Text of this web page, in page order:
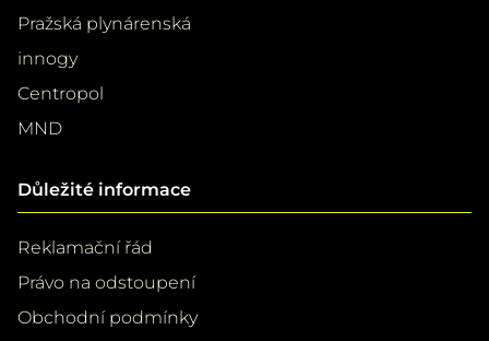
Pražská plynárenská
innogy
Centropol
MND
Důležité informace
Reklamační řád
Právo na odstoupení
Obchodní podmínky